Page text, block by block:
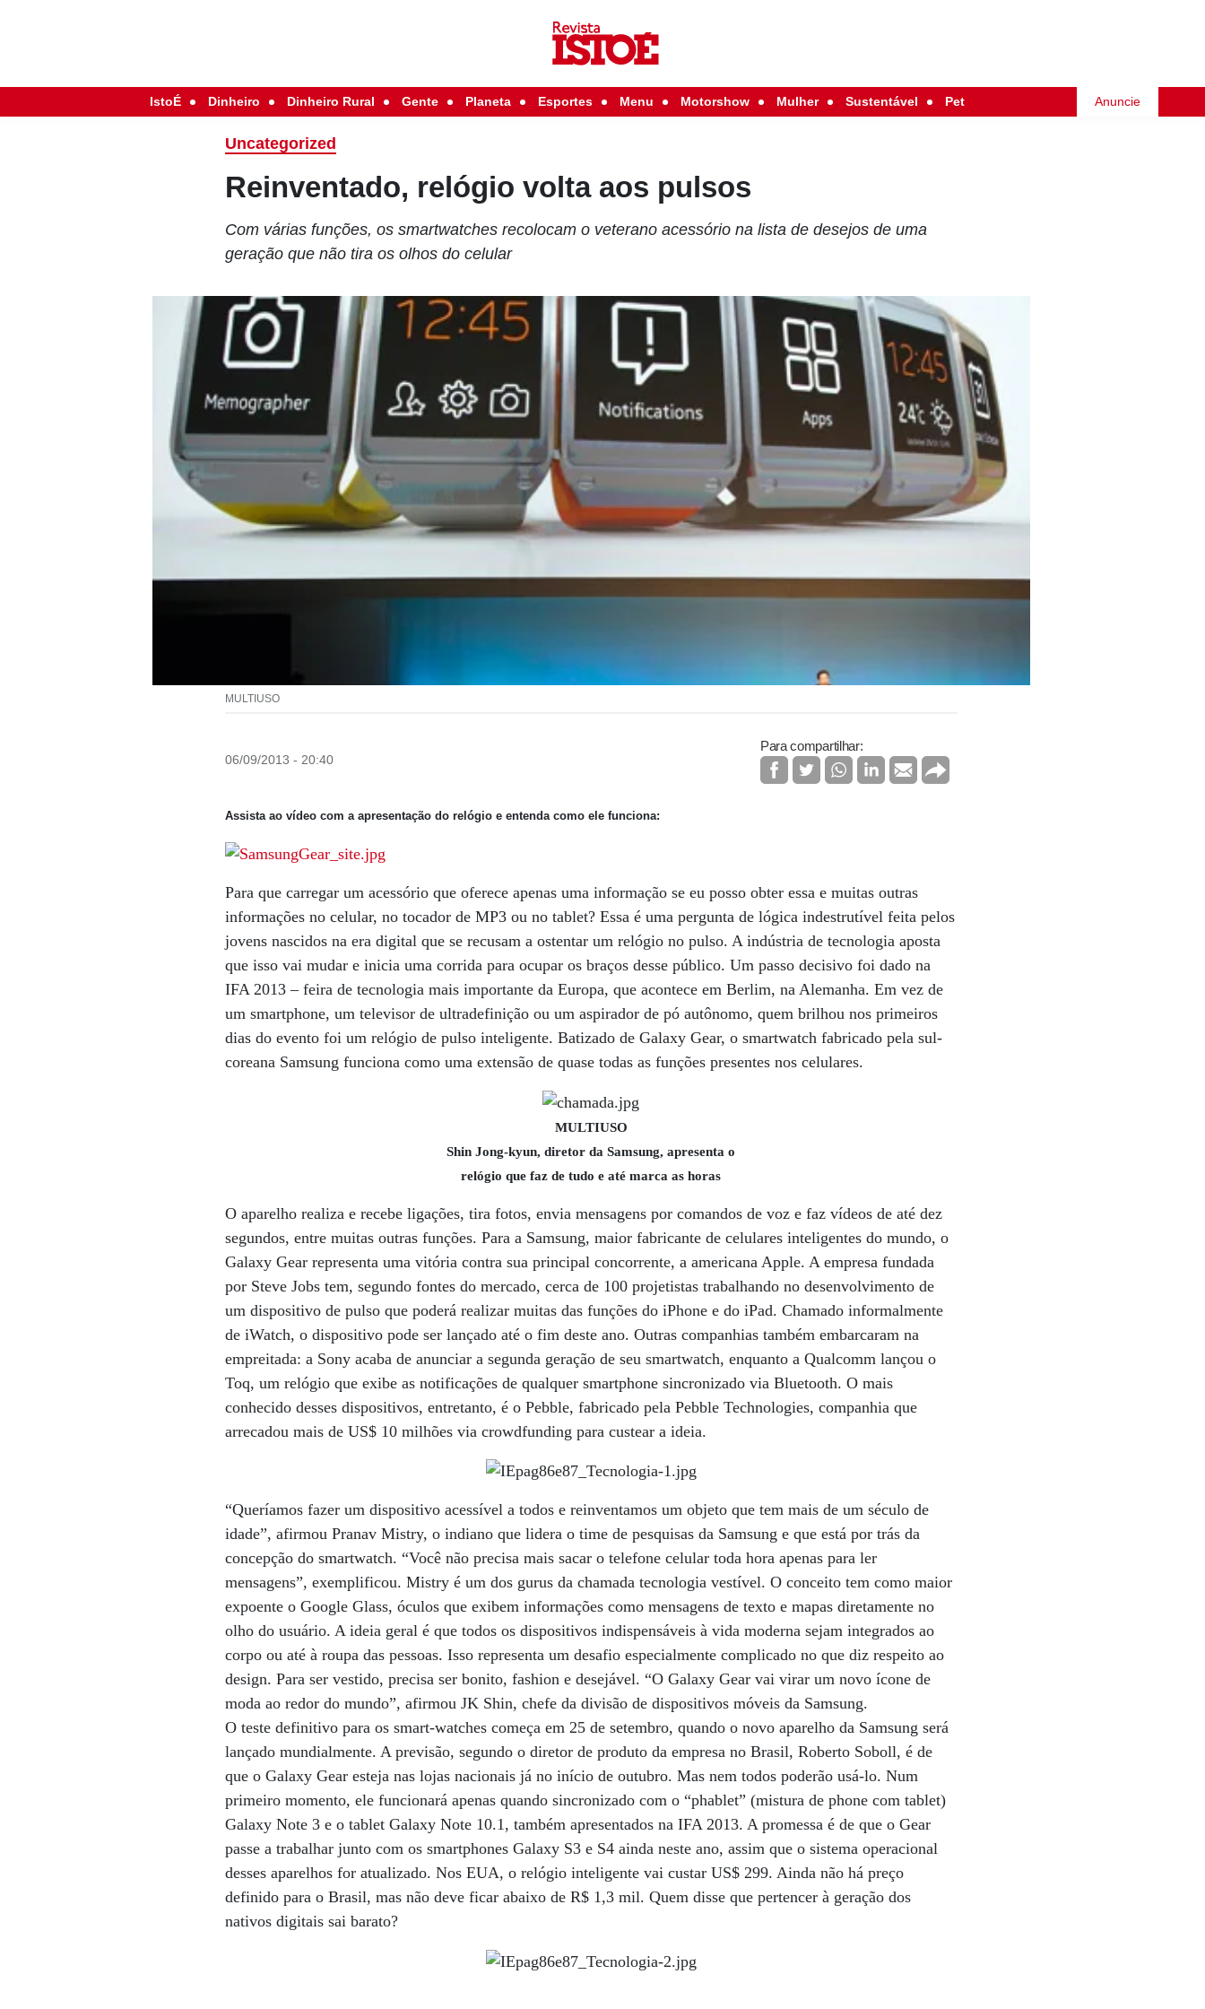
IstoÉ Dinheiro Dinheiro Rural Gente Planeta Esportes Menu Motorshow Mulher Sustentável Pet Anuncie
Uncategorized
Reinventado, relógio volta aos pulsos
Com várias funções, os smartwatches recolocam o veterano acessório na lista de desejos de uma
geração que não tira os olhos do celular
MULTIUSO
06/09/2013 - 20:40
Para compartilhar:
Assista ao vídeo com a apresentação do relógio e entenda como ele funciona:
Para que carregar um acessório que oferece apenas uma informação se eu posso obter essa e muitas outras
informações no celular, no tocador de MP3 ou no tablet? Essa é uma pergunta de lógica indestrutível feita pelos
jovens nascidos na era digital que se recusam a ostentar um relógio no pulso. A indústria de tecnologia aposta
que isso vai mudar e inicia uma corrida para ocupar os braços desse público. Um passo decisivo foi dado na
IFA 2013 – feira de tecnologia mais importante da Europa, que acontece em Berlim, na Alemanha. Em vez de
um smartphone, um televisor de ultradefinição ou um aspirador de pó autônomo, quem brilhou nos primeiros
dias do evento foi um relógio de pulso inteligente. Batizado de Galaxy Gear, o smartwatch fabricado pela sul-
coreana Samsung funciona como uma extensão de quase todas as funções presentes nos celulares.
MULTIUSO
Shin Jong-kyun, diretor da Samsung, apresenta o
relógio que faz de tudo e até marca as horas
O aparelho realiza e recebe ligações, tira fotos, envia mensagens por comandos de voz e faz vídeos de até dez
segundos, entre muitas outras funções. Para a Samsung, maior fabricante de celulares inteligentes do mundo, o
Galaxy Gear representa uma vitória contra sua principal concorrente, a americana Apple. A empresa fundada
por Steve Jobs tem, segundo fontes do mercado, cerca de 100 projetistas trabalhando no desenvolvimento de
um dispositivo de pulso que poderá realizar muitas das funções do iPhone e do iPad. Chamado informalmente
de iWatch, o dispositivo pode ser lançado até o fim deste ano. Outras companhias também embarcaram na
empreitada: a Sony acaba de anunciar a segunda geração de seu smartwatch, enquanto a Qualcomm lançou o
Toq, um relógio que exibe as notificações de qualquer smartphone sincronizado via Bluetooth. O mais
conhecido desses dispositivos, entretanto, é o Pebble, fabricado pela Pebble Technologies, companhia que
arrecadou mais de US$ 10 milhões via crowdfunding para custear a ideia.
“Queríamos fazer um dispositivo acessível a todos e reinventamos um objeto que tem mais de um século de
idade”, afirmou Pranav Mistry, o indiano que lidera o time de pesquisas da Samsung e que está por trás da
concepção do smartwatch. “Você não precisa mais sacar o telefone celular toda hora apenas para ler
mensagens”, exemplificou. Mistry é um dos gurus da chamada tecnologia vestível. O conceito tem como maior
expoente o Google Glass, óculos que exibem informações como mensagens de texto e mapas diretamente no
olho do usuário. A ideia geral é que todos os dispositivos indispensáveis à vida moderna sejam integrados ao
corpo ou até à roupa das pessoas. Isso representa um desafio especialmente complicado no que diz respeito ao
design. Para ser vestido, precisa ser bonito, fashion e desejável. “O Galaxy Gear vai virar um novo ícone de
moda ao redor do mundo”, afirmou JK Shin, chefe da divisão de dispositivos móveis da Samsung.
O teste definitivo para os smart-watches começa em 25 de setembro, quando o novo aparelho da Samsung será
lançado mundialmente. A previsão, segundo o diretor de produto da empresa no Brasil, Roberto Soboll, é de
que o Galaxy Gear esteja nas lojas nacionais já no início de outubro. Mas nem todos poderão usá-lo. Num
primeiro momento, ele funcionará apenas quando sincronizado com o “phablet” (mistura de phone com tablet)
Galaxy Note 3 e o tablet Galaxy Note 10.1, também apresentados na IFA 2013. A promessa é de que o Gear
passe a trabalhar junto com os smartphones Galaxy S3 e S4 ainda neste ano, assim que o sistema operacional
desses aparelhos for atualizado. Nos EUA, o relógio inteligente vai custar US$ 299. Ainda não há preço
definido para o Brasil, mas não deve ficar abaixo de R$ 1,3 mil. Quem disse que pertencer à geração dos
nativos digitais sai barato?